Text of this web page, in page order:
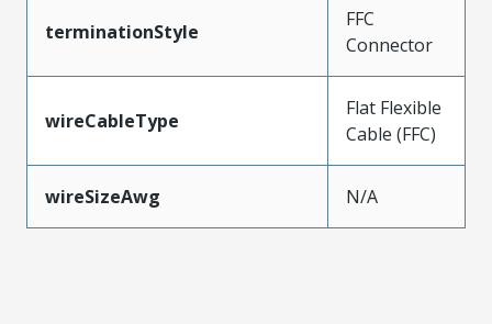
terminationStyle
FFC
Connector
wireCableType
Flat Flexible
Cable (FFC)
wireSizeAwg N/A